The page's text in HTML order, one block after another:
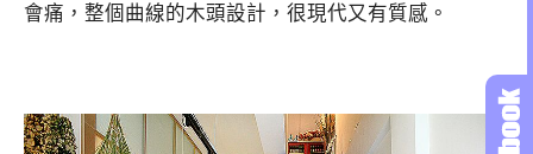
會痛，整個曲線的木頭設計，很現代又有質感。